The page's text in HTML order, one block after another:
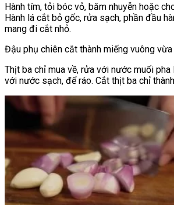
Hành tím, tỏi bóc vỏ, băm nhuyễn hoặc
Hành lá cắt bỏ gốc, rửa sạch, phần đầu
mang đi cắt nhỏ.
Đậu phụ chiên cắt thành miếng vuông vừa
Thịt ba chỉ mua về, rửa với nước muối
với nước sạch, để ráo. Cắt thịt ba chỉ